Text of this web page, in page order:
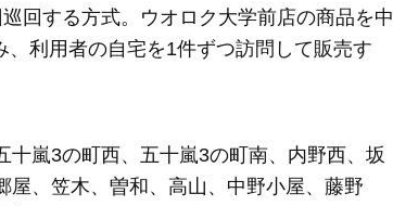
回する方式。ウオロク大学前店の商品を中
利用者の自宅を1件ずつ訪問して販売す
嵐3の町西、五十嵐3の町南、内野西、坂
、笠木、曽和、高山、中野小屋、藤野